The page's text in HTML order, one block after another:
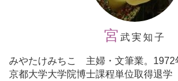
宮 武実知子
みやたけみちこ 主婦・文筆業。1972
京都大学大学院博士課程単位取得退学